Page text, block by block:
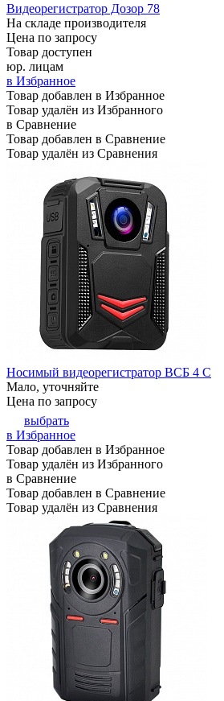
Видеорегистратор Дозор 78
На складе производителя
Цена по запросу
Товар доступен
юр. лицам
в Избранное
Товар добавлен в Избранное
Товар удалён из Избранного
в Сравнение
Товар добавлен в Сравнение
Товар удалён из Сравнения
Носимый видеорегистратор ВСБ 4 С
Мало, уточняйте
Цена по запросу
выбрать
в Избранное
Товар добавлен в Избранное
Товар удалён из Избранного
в Сравнение
Товар добавлен в Сравнение
Товар удалён из Сравнения